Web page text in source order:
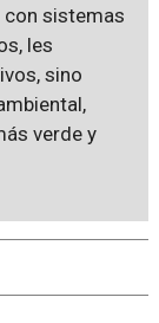
sistemas
les
sino
verde y